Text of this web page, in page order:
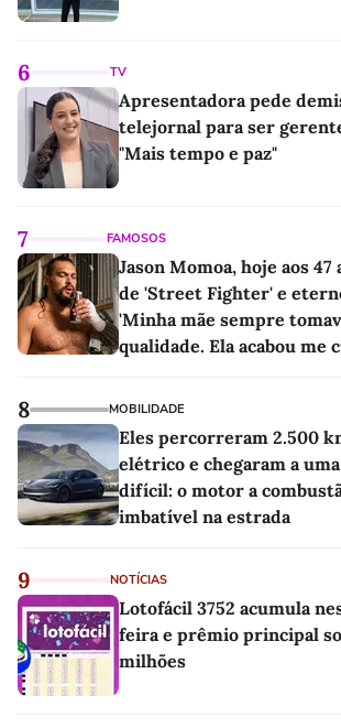
6 TV
Apresentadora pede
telejornal para ser
"Mais tempo e paz"
7 FAMOSOS
Jason Momoa, hoje aos 47
de 'Street Fighter' e
'Minha mãe sempre
qualidade. Ela acabou me
8 MOBILIDADE
Eles percorreram 2.500
elétrico e chegaram a
difícil: o motor a
imbatível na estrada
9 NOTÍCIAS
Lotofácil 3752 acumula
feira e prêmio principal
milhões